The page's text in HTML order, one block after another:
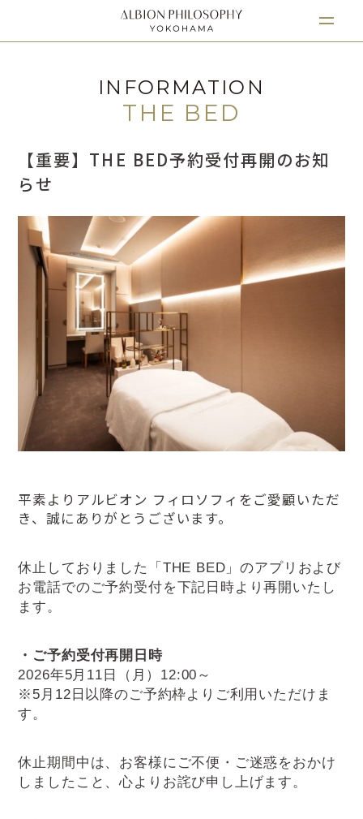
INFORMATION
THE BED
【重要】THE BED予約受付再開のお知
らせ
平素よりアルビオン フィロソフィをご愛顧いただ
き、誠にありがとうございます。
休止しておりました「THE BED」のアプリおよび
お電話でのご予約受付を下記日時より再開いたし
ます。
・ご予約受付再開日時
2026年5月11日（月）12:00～
※5月12日以降のご予約枠よりご利用いただけま
す。
休止期間中は、お客様にご不便・ご迷惑をおかけ
しましたこと、心よりお詫び申し上げます。